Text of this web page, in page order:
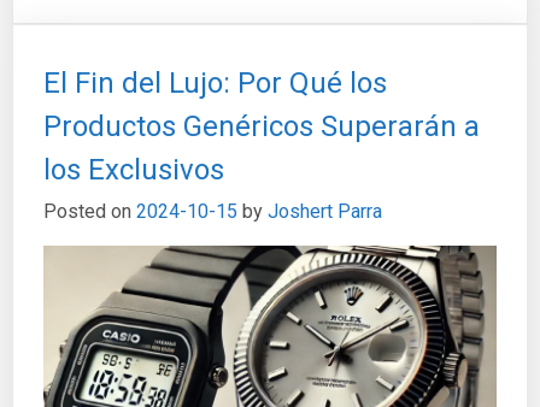
El Fin del Lujo: Por Qué los
Productos Genéricos Superarán a
los Exclusivos
Posted on 2024-10-15 by Joshert Parra